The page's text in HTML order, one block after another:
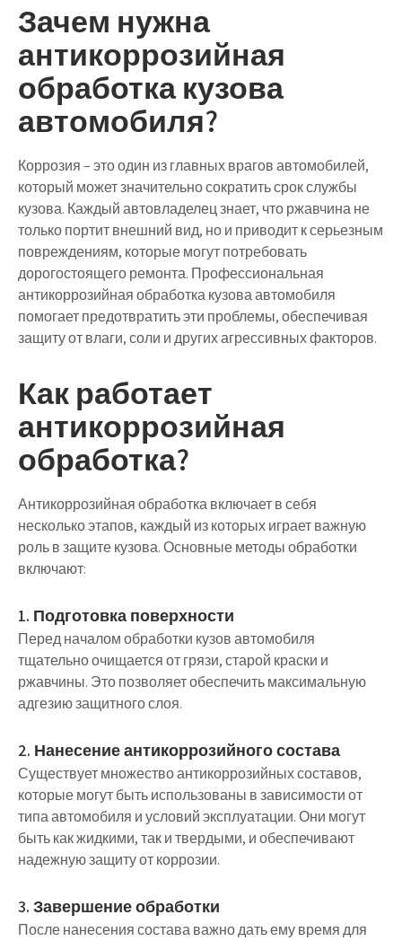
Зачем нужна
антикоррозийная
обработка кузова
автомобиля?
Коррозия – это один из главных врагов автомобилей,
который может значительно сократить срок службы
кузова. Каждый автовладелец знает, что ржавчина не
только портит внешний вид, но и приводит к серьезным
повреждениям, которые могут потребовать
дорогостоящего ремонта. Профессиональная
антикоррозийная обработка кузова автомобиля
помогает предотвратить эти проблемы, обеспечивая
защиту от влаги, соли и других агрессивных факторов.
Как работает
антикоррозийная
обработка?
Антикоррозийная обработка включает в себя
несколько этапов, каждый из которых играет важную
роль в защите кузова. Основные методы обработки
включают:
1. Подготовка поверхности
Перед началом обработки кузов автомобиля
тщательно очищается от грязи, старой краски и
ржавчины. Это позволяет обеспечить максимальную
адгезию защитного слоя.
2. Нанесение антикоррозийного состава
Существует множество антикоррозийных составов,
которые могут быть использованы в зависимости от
типа автомобиля и условий эксплуатации. Они могут
быть как жидкими, так и твердыми, и обеспечивают
надежную защиту от коррозии.
3. Завершение обработки
После нанесения состава важно дать ему время для